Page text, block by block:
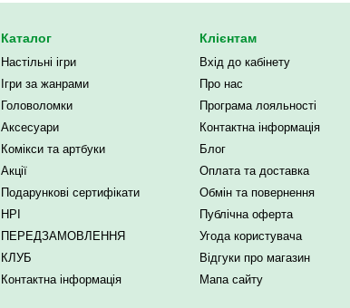
Каталог
Настільні ігри
Ігри за жанрами
Головоломки
Аксесуари
Комікси та артбуки
Акції
Подарункові сертифікати
НРІ
ПЕРЕДЗАМОВЛЕННЯ
КЛУБ
Контактна інформація
Клієнтам
Вхід до кабінету
Про нас
Програма лояльності
Контактна інформація
Блог
Оплата та доставка
Обмін та повернення
Публічна оферта
Угода користувача
Відгуки про магазин
Мапа сайту